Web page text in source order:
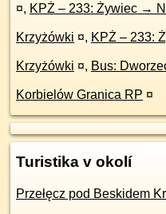
¤, KPŻ – 233: Żywiec →
Krzyżówki ¤, KPŻ – 233:
Krzyżówki ¤, Bus:
Korbielów Granica RP ¤
Turistika v okolí
Przełęcz pod Beskidem